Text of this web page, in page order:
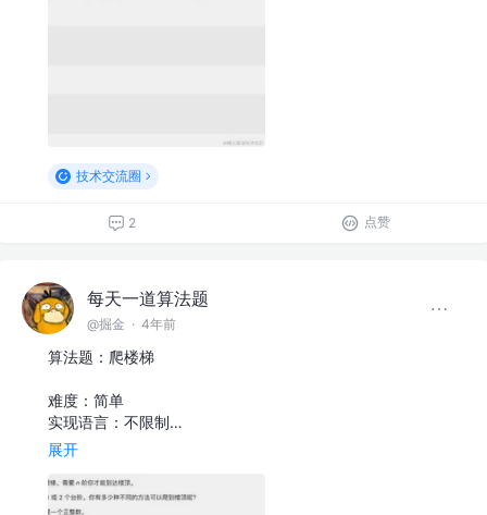
技术交流圈
2 点赞
每天一道算法题
@掘金 · 4年前
算法题：爬楼梯
难度：简单
实现语言：不限制…
展开